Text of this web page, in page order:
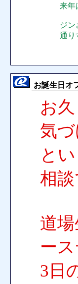
来年
ジン
通り
お誕生日オ
お
気
と
相談
道
ー
3日